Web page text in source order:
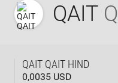
QAIT
QAIT QAIT HIND
0,0035 USD